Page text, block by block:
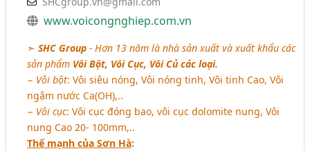
www.voicongnghiep.com.vn
➣SHC Group - Hơn 13 năm là nhà sản xuất và xuất khẩu các
sản phẩm Vôi Bột, Vôi Cục, Vôi Củ các loại.
− Vôi bột: Vôi siêu nóng, Vôi nóng tinh, Vôi tinh Cao, Vôi
ngậm nước Ca(OH),..
− Vôi cục: Vôi cục đóng bao, vôi cục dolomite nung, Vôi
nung Cao 20- 100mm,..
Thế mạnh của Sơn Hà: